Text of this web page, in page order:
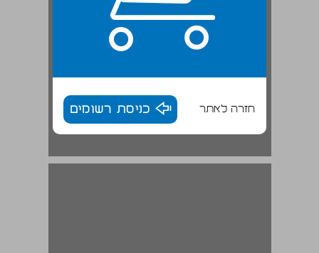
חזרה לאתר כניסת רשומים